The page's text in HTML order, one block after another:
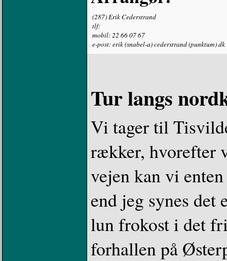
(287) Erik Cederstrand
tlf:
mobil: 22 66 07 67
e-post: erik (snabel-a) cederstrand (punktum) dk
Tur langs
Vi tager til
rækker, hvorefter
vejen kan vi
end jeg synes
lun frokost i det
forhallen på